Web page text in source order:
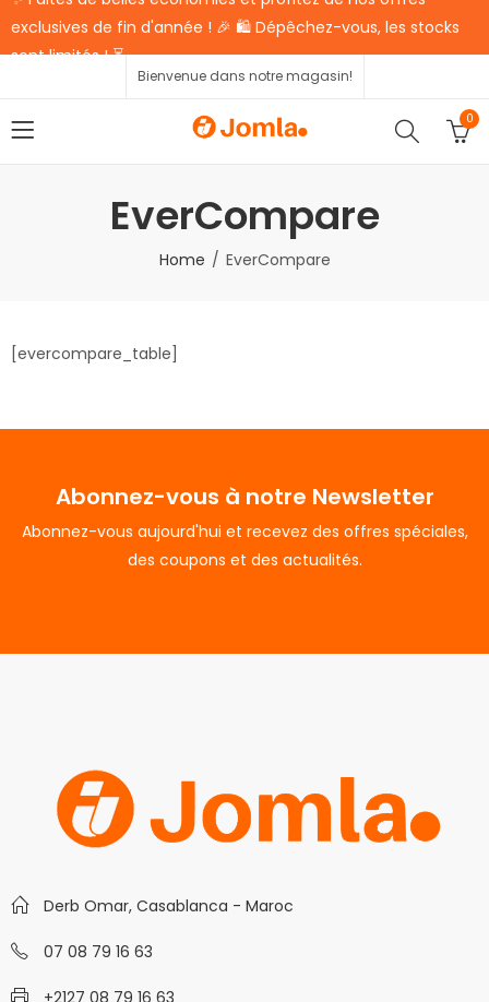
exclusives de fin d'année ! 🎉 🛍️ Dépêchez-vous, les stocks
sont limités ! ⏳
Bienvenue dans notre magasin!
0
EverCompare
Home EverCompare
[evercompare_table]
Abonnez-vous à notre Newsletter
Abonnez-vous aujourd'hui et recevez des offres spéciales,
des coupons et des actualités.
Derb Omar, Casablanca - Maroc
07 08 79 16 63